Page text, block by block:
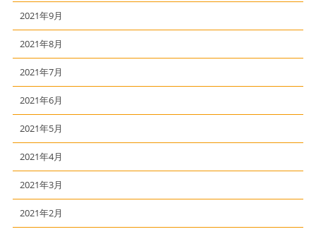
2021年9月
2021年8月
2021年7月
2021年6月
2021年5月
2021年4月
2021年3月
2021年2月